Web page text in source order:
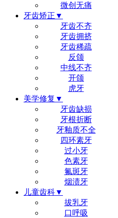
微创无痛
牙齿矫正▼
牙齿不齐
牙齿拥挤
牙齿稀疏
反颌
中线不齐
开颌
虎牙
美学修复▼
牙齿缺损
牙根折断
牙釉质不全
四环素牙
过小牙
色素牙
氟斑牙
烟渍牙
儿童齿科▼
拔乳牙
口呼吸